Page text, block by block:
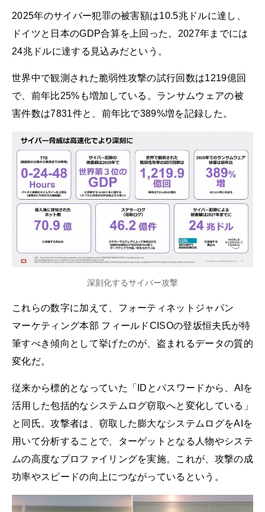
2025年のサイバー犯罪の被害額は10.5兆ドルに達し、
ドイツと日本のGDP合算を上回った。2027年までには
24兆ドルに達する見込みだという。
世界中で観測された脆弱性攻撃の試行回数は1219億回
で、前年比25%も増加している。ランサムウェアの被
害件数は7831件と、前年比で389%増を記録した。
深刻化するサイバー攻撃
これらの数字に加えて、フォーティネットジャパン
マーケティング本部 フィールドCISOの登坂恒夫氏が特
筆すべき傾向として挙げたのが、盗まれるデータの質的
変化だ。
従来から標的となっていた「IDとパスワードから、AIを
活用した包括的なシステムログ窃取へと変化している」
と同氏。攻撃者は、窃取した膨大なシステムログをAIを
用いて分析することで、ターゲットとなる人物やシステ
ムの高度なプロファイリングを実施。これが、攻撃の成
功率やスピードの向上につながっているという。